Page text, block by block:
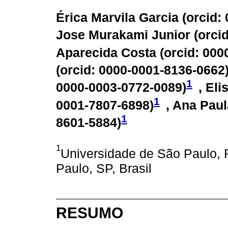
Érica Marvila Garcia (orcid:
Jose Murakami Junior (
Aparecida Costa (orcid:
(orcid: 0000-0001-8136-0662
0000-0003-0772-0089)1 ,
0001-7807-6898)1 , Ana
8601-5884)1
1Universidade de São Paulo,
Paulo, SP, Brasil
RESUMO